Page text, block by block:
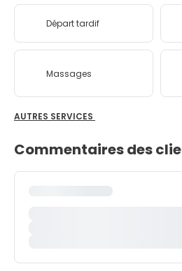
Départ tardif
Massages
AUTRES SERVICES
Commentaires des